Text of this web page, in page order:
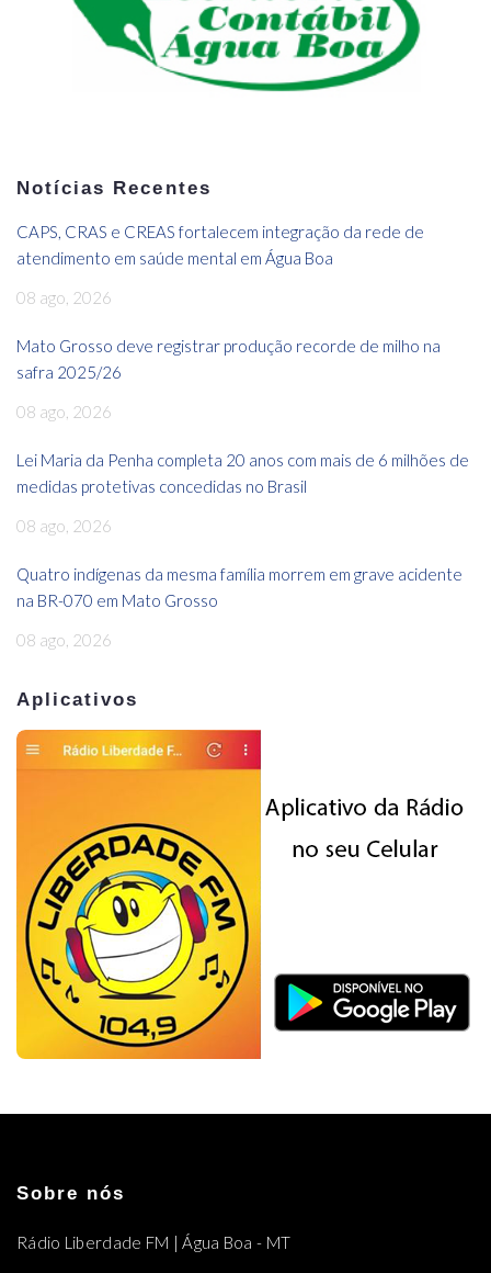
Notícias Recentes
CAPS, CRAS e CREAS fortalecem integração da rede de
atendimento em saúde mental em Água Boa
08 ago, 2026
Mato Grosso deve registrar produção recorde de milho na
safra 2025/26
08 ago, 2026
Lei Maria da Penha completa 20 anos com mais de 6 milhões de
medidas protetivas concedidas no Brasil
08 ago, 2026
Quatro indígenas da mesma família morrem em grave acidente
na BR-070 em Mato Grosso
08 ago, 2026
Aplicativos
Sobre nós
Rádio Liberdade FM | Água Boa - MT